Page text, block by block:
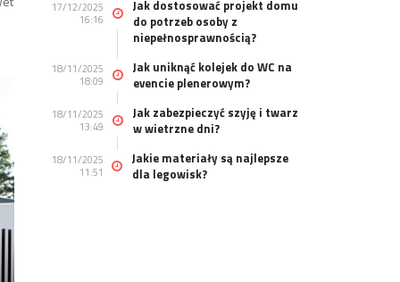
17/12/2025
16:16
Jak dostosować projekt domu
do potrzeb osoby z
niepełnosprawnością?
18/11/2025
18:09
Jak uniknąć kolejek do WC na
evencie plenerowym?
18/11/2025
13:49
Jak zabezpieczyć szyję i twarz
w wietrzne dni?
18/11/2025
11:51
Jakie materiały są najlepsze
dla legowisk?